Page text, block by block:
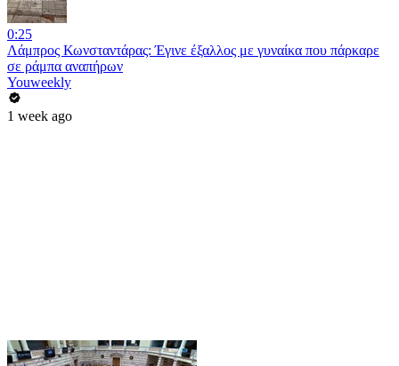
0:25
Λάμπρος Κωνσταντάρας: Έγινε έξαλλος με γυναίκα που πάρκαρε
σε ράμπα αναπήρων
Youweekly
1 week ago